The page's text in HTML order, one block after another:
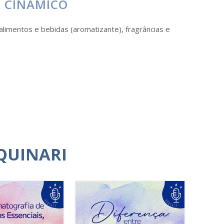
CINÂMICO
e bebidas (aromatizante), fragrâncias e